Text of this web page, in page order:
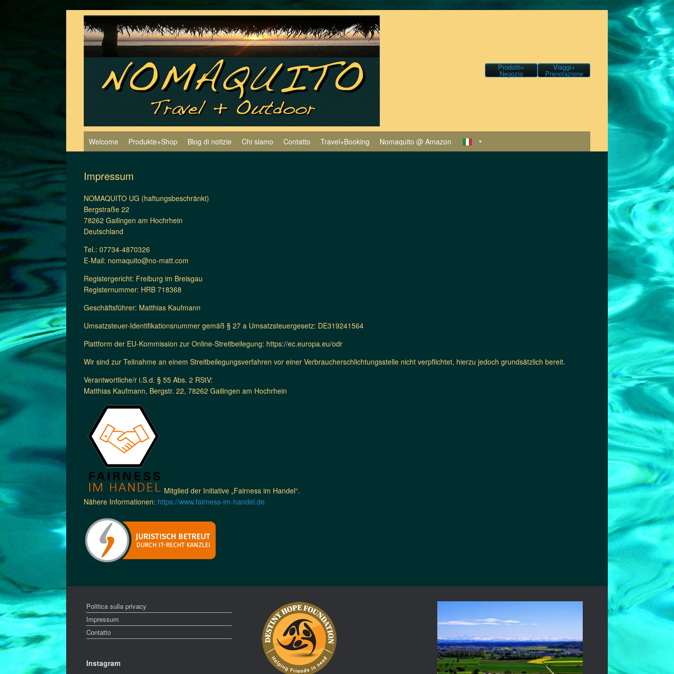
contenuto
Prodotti+
Negozio
Viaggi+
Prenotazione
Welcome Produkte+Shop Blog di notizie Chi siamo Contatto Travel+Booking Nomaquito @ Amazon
Impressum
NOMAQUITO UG (haftungsbeschränkt)
Bergstraße 22
78262 Gailingen am Hochrhein
Deutschland
Tel.: 07734-4870326
E-Mail: nomaquito@no-matt.com
Registergericht: Freiburg im Breisgau
Registernummer: HRB 718368
Geschäftsführer: Matthias Kaufmann
Umsatzsteuer-Identifikationsnummer gemäß § 27 a Umsatzsteuergesetz: DE319241564
Plattform der EU-Kommission zur Online-Streitbeilegung: https://ec.europa.eu/odr
Wir sind zur Teilnahme an einem Streitbeilegungsverfahren vor einer Verbraucherschlichtungsstelle nicht verpflichtet, hierzu jedoch grundsätzlich bereit.
Verantwortliche/r i.S.d. § 55 Abs. 2 RStV:
Matthias Kaufmann, Bergstr. 22, 78262 Gailingen am Hochrhein
Mitglied der Initiative „Fairness im Handel“.
Nähere Informationen: https://www.fairness-im-handel.de
Politica sulla privacy
Impressum
Contatto
Instagram